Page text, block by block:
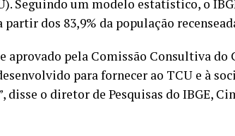
Seguindo um modelo estatístico, o
dos 83,9% da população
aprovado pela Comissão Consultiva do
para fornecer ao TCU e à
disse o diretor de Pesquisas do IBGE,